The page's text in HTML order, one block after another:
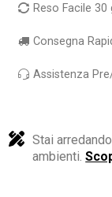
Reso Facile 30
Consegna
Assistenza
Stai
ambienti.